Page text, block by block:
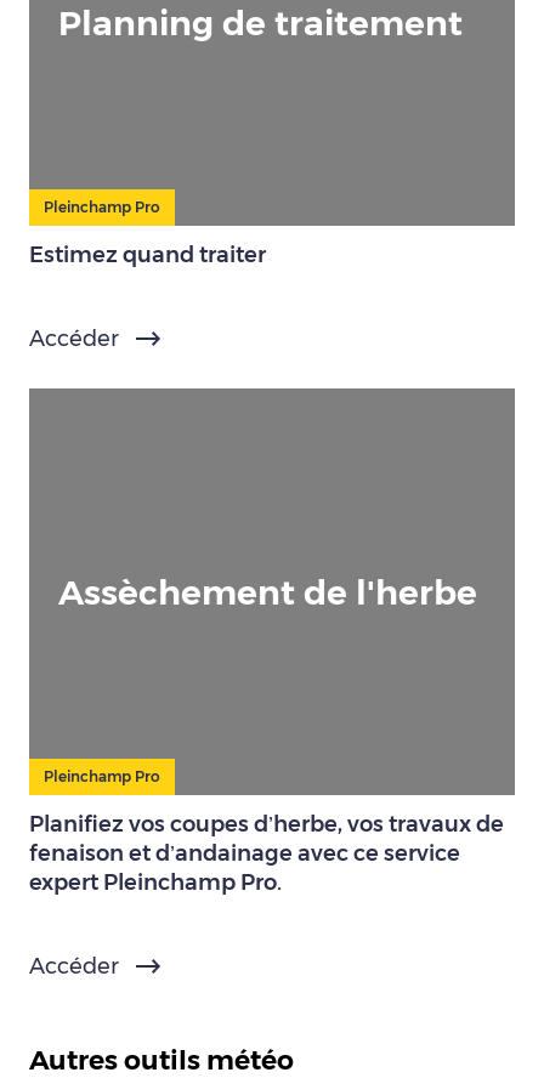
Planning de traitement
Pleinchamp Pro
Estimez quand traiter
Accéder
Assèchement de l'herbe
Pleinchamp Pro
Planifiez vos coupes d’herbe, vos travaux de
fenaison et d’andainage avec ce service
expert Pleinchamp Pro.
Accéder
Autres outils météo